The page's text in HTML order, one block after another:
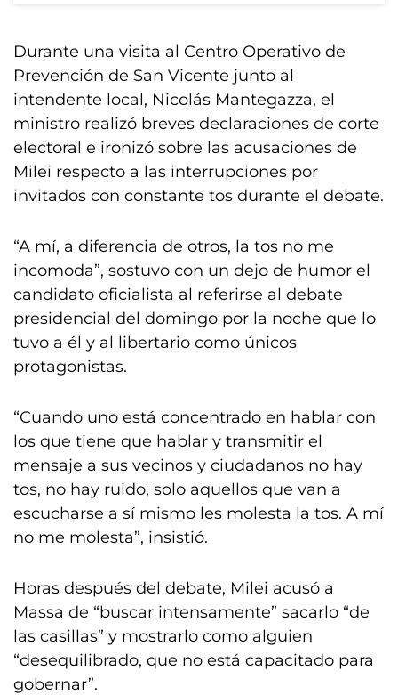
Durante una visita al Centro Operativo de
Prevención de San Vicente junto al
intendente local, Nicolás Mantegazza, el
ministro realizó breves declaraciones de corte
electoral e ironizó sobre las acusaciones de
Milei respecto a las interrupciones por
invitados con constante tos durante el debate.
“A mí, a diferencia de otros, la tos no me
incomoda”, sostuvo con un dejo de humor el
candidato oficialista al referirse al debate
presidencial del domingo por la noche que lo
tuvo a él y al libertario como únicos
protagonistas.
“Cuando uno está concentrado en hablar con
los que tiene que hablar y transmitir el
mensaje a sus vecinos y ciudadanos no hay
tos, no hay ruido, solo aquellos que van a
escucharse a sí mismo les molesta la tos. A mí
no me molesta”, insistió.
Horas después del debate, Milei acusó a
Massa de “buscar intensamente” sacarlo “de
las casillas” y mostrarlo como alguien
“desequilibrado, que no está capacitado para
gobernar”.